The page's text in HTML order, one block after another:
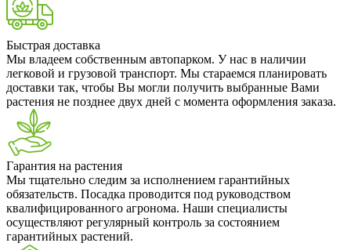
Быстрая доставка
Мы владеем собственным автопарком. У нас в наличии
легковой и грузовой транспорт. Мы стараемся планировать
доставки так, чтобы Вы могли получить выбранные Вами
растения не позднее двух дней с момента оформления заказа.
Гарантия на растения
Мы тщательно следим за исполнением гарантийных
обязательств. Посадка проводится под руководством
квалифицированного агронома. Наши специалисты
осуществляют регулярный контроль за состоянием
гарантийных растений.